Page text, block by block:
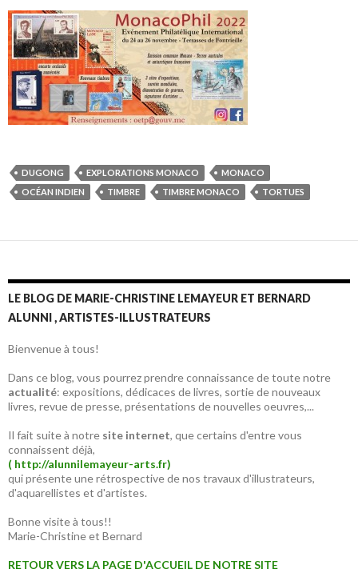
DUGONG EXPLORATIONS MONACO
MONACO
OCÉAN INDIEN
TIMBRE TIMBRE MONACO TORTUES
LE BLOG DE MARIE-CHRISTINE LEMAYEUR ET BERNARD
ALUNNI , ARTISTES-ILLUSTRATEURS
Bienvenue à tous!
Dans ce blog, vous pourrez prendre connaissance de toute notre
actualité: expositions, dédicaces de livres, sortie de nouveaux
livres, revue de presse, présentations de nouvelles oeuvres,...
Il fait suite à notre site internet, que certains d'entre vous
connaissent déjà,
( http://alunnilemayeur-arts.fr)
qui présente une rétrospective de nos travaux d'illustrateurs,
d'aquarellistes et d'artistes.
Bonne visite à tous!!
Marie-Christine et Bernard
RETOUR VERS LA PAGE D'ACCUEIL DE NOTRE SITE